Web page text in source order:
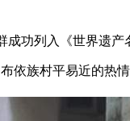
功列入《世界遗产
族村平易近的热